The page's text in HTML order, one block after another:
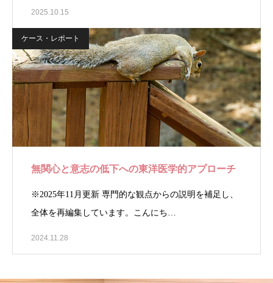
2025.10.15
ケース・レポート
無関心と意志の低下への東洋医学的アプローチ
※2025年11月更新 専門的な観点からの説明を補足し、
全体を再編集しています。こんにち…
2024.11.28